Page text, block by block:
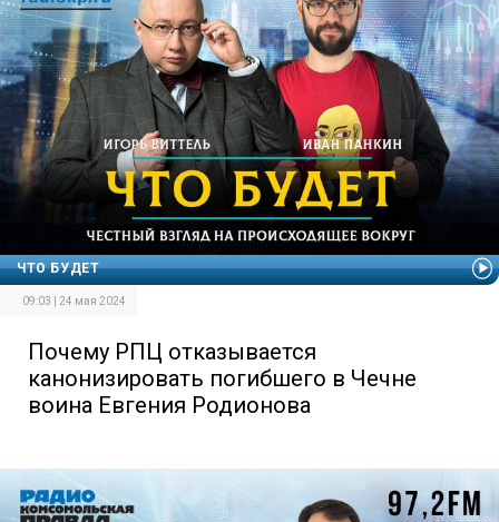
ЧТО БУДЕТ
09:03 | 24 мая 2024
Почему РПЦ отказывается
канонизировать погибшего в Чечне
воина Евгения Родионова